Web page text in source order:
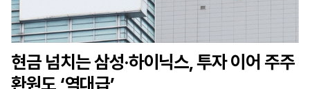
ENGLISH
中
文
Tiếng
Việt
지
면
신
문
후
원
제
보
회
사
앱
설
현금 넘치는 삼성·하이닉스, 투자 이어 주주
환원도 ‘역대급’